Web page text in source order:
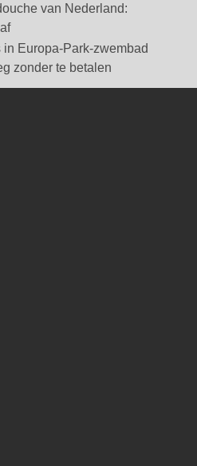
van Nederland:
Europa-Park-zwembad
zonder te betalen